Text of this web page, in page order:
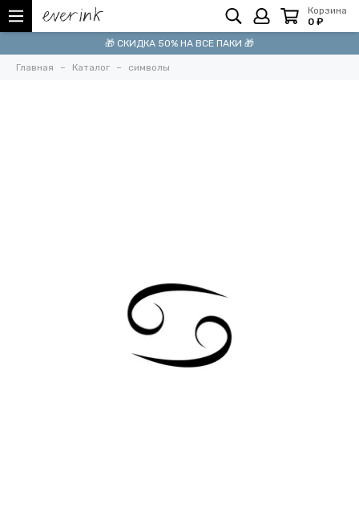
Корзина
0 ₽
🎁 СКИДКА 50% НА ВСЕ ПАКИ 🎁
Главная Каталог символы